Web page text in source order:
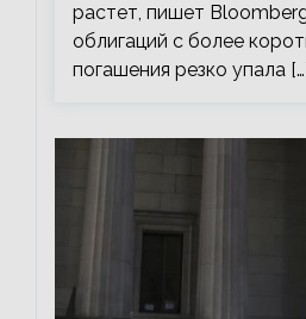
растет, пишет
облигаций с более
погашения резко упала